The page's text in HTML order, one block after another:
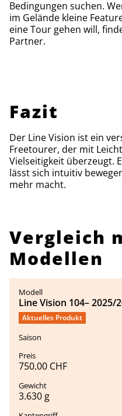
Bedingungen suchen.
im Gelände kleine
eine Tour gehen will,
Partner.
Fazit
Der Line Vision ist ein
Freetourer, der mit
Vielseitigkeit überzeugt.
lässt sich intuitiv
mehr macht.
Vergleich
Modellen
Line Vision 104– 2025/
Aktuelles Produkt
750.00 CHF
3.630 g